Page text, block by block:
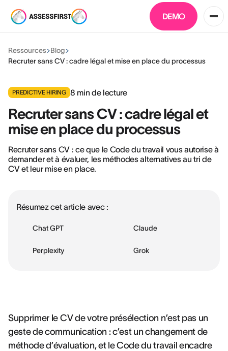
DEMO
Ressources Blog
Recruter sans CV : cadre légal et mise en place du processus
PREDICTIVE HIRING 8 min de lecture
Recruter sans CV : cadre légal et
mise en place du processus
Recruter sans CV : ce que le Code du travail vous autorise à
demander et à évaluer, les méthodes alternatives au tri de
CV et leur mise en place.
Résumez cet article avec :
Chat GPT Claude
Perplexity Grok
Supprimer le CV de votre présélection n’est pas un
geste de communication : c’est un changement de
méthode d’évaluation, et le Code du travail encadre